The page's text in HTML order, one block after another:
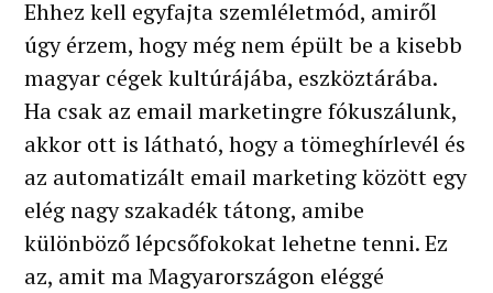
Ehhez kell egyfajta szemléletmód, amiről
úgy érzem, hogy még nem épült be a kisebb
magyar cégek kultúrájába, eszköztárába.
Ha csak az email marketingre fókuszálunk,
akkor ott is látható, hogy a tömeghírlevél és
az automatizált email marketing között egy
elég nagy szakadék tátong, amibe
különböző lépcsőfokokat lehetne tenni. Ez
az, amit ma Magyarországon eléggé